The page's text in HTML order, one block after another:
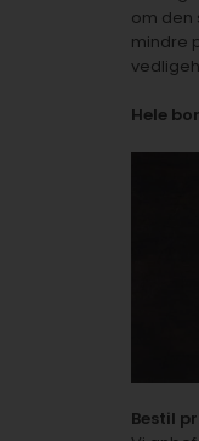
om den
mindre
Hele
Bestil